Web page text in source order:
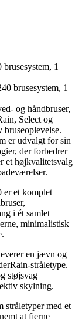
1
og håndbruser,
Select og
er udvalgt for sin
der forbedrer
et højkvalitetsvalg
er et komplet
i ét samlet
minimalistisk
en jævn og
stråletype.
støjsvag
skylning.
stråletyper med et
at fjerne